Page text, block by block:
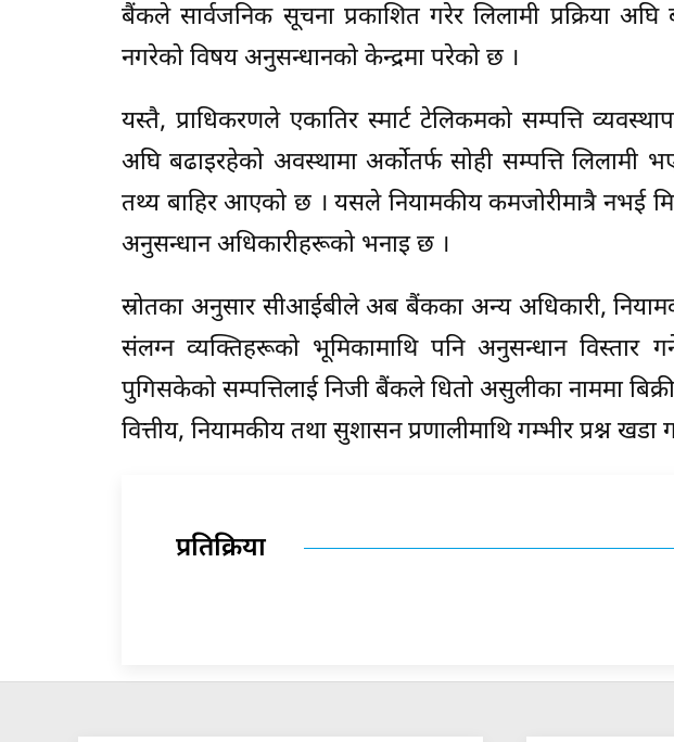
बैंकले सार्वजनिक सूचना प्रकाशित गरेर लिलामी प्रक्रिया
नगरेको विषय अनुसन्धानको केन्द्रमा परेको छ ।
यस्तै, प्राधिकरणले एकातिर स्मार्ट टेलिकमको सम्पत्ति
अघि बढाइरहेको अवस्थामा अर्कोतर्फ सोही सम्पत्ति
तथ्य बाहिर आएको छ । यसले नियामकीय कमजोरीमात्रै नभई
अनुसन्धान अधिकारीहरूको भनाइ छ ।
स्रोतका अनुसार सीआईबीले अब बैंकका अन्य अधिकारी, नियामक
संलग्न व्यक्तिहरूको भूमिकामाथि पनि अनुसन्धान विस्तार
पुगिसकेको सम्पत्तिलाई निजी बैंकले धितो असुलीका नाममा
वित्तीय, नियामकीय तथा सुशासन प्रणालीमाथि गम्भीर प्रश्न खडा
प्रतिक्रिया